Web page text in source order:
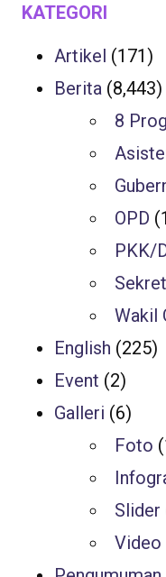
KATEGORI
Artikel (171)
Berita (8,443)
8
OPD
PKK/
Wakil
English (225)
Event (2)
Galleri (6)
Foto
Slider
Video